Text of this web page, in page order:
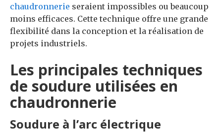
chaudronnerie seraient impossibles ou beaucoup
moins efficaces. Cette technique offre une grande
flexibilité dans la conception et la réalisation de
projets industriels.
Les principales techniques
de soudure utilisées en
chaudronnerie
Soudure à l’arc électrique